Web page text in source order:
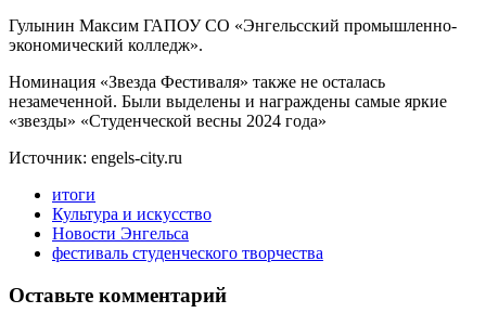
Гулынин Максим ГАПОУ СО «Энгельсский промышленно-
экономический колледж».
Номинация «Звезда Фестиваля» также не осталась
незамеченной. Были выделены и награждены самые яркие
«звезды» «Студенческой весны 2024 года»
Источник: engels-city.ru
итоги
Культура и искусство
Новости Энгельса
фестиваль студенческого творчества
Оставьте комментарий